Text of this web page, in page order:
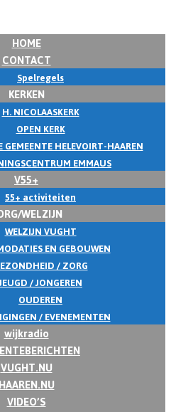
HOME
CONTACT
Spelregels
KERKEN
H. NICOLAASKERK
OPEN KERK
HELEVOIRT-HAAREN
EMMAUS
V55+
55+ activiteiten
WELZIJN
WELZIJN VUGHT
EN GEBOUWEN
/ ZORG
/ JONGEREN
OUDEREN
/ EVENEMENTEN
wijkradio
VUGHT.NU
VIDEO’S